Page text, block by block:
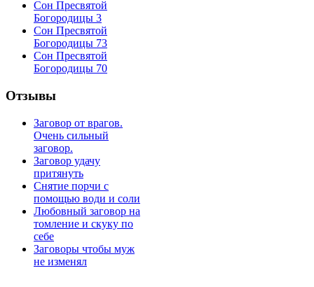
Сон Пресвятой
Богородицы 3
Сон Пресвятой
Богородицы 73
Сон Пресвятой
Богородицы 70
Отзывы
Заговор от врагов.
Очень сильный
заговор.
Заговор удачу
притянуть
Снятие порчи с
помощью води и соли
Любовный заговор на
томление и скуку по
себе
Заговоры чтобы муж
не изменял